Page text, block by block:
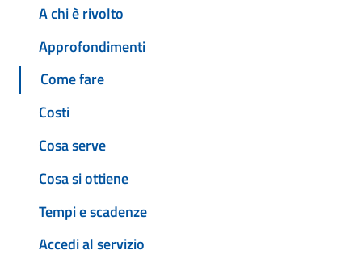
A chi è rivolto
Approfondimenti
Come fare
Costi
Cosa serve
Cosa si ottiene
Tempi e scadenze
Accedi al servizio